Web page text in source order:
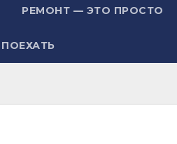
РЕМОНТ — ЭТО ПРОСТО